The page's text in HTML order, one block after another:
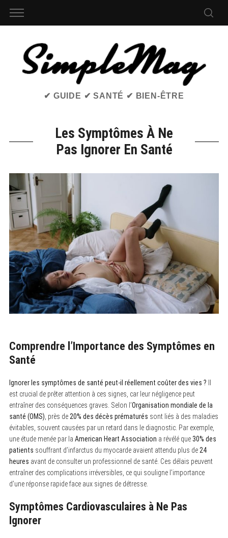
✔ GUIDE ✔ SANTÉ ✔ BIEN-ÊTRE
Les Symptômes À Ne
Pas Ignorer En Santé
Comprendre l’Importance des Symptômes en
Santé
Ignorer les symptômes de santé peut-il réellement coûter des vies ?
est crucial de prêter attention à ces signes, car leur négligence peut
entraîner des conséquences graves. Selon l’Organisation mondiale de la
santé (OMS) , près de 20% des décès prématurés sont liés à des maladies
évitables, souvent causées par un retard dans le diagnostic. Par exemple,
une étude menée par la American Heart Association a révélé que30% des
patients souffrant d’infarctus du myocarde avaient attendu plus de 24
heures avant de consulter un professionnel de santé. Ces délais peuvent
entraîner des complications irréversibles, ce qui souligne l’importance
d’une réponse rapide face aux signes de détresse.
Symptômes Cardiovasculaires à Ne Pas
Ignorer